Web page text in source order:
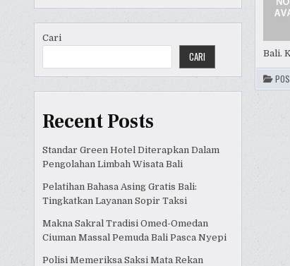
Cari
CARI
Recent Posts
Standar Green Hotel Diterapkan Dalam
Pengolahan Limbah Wisata Bali
Pelatihan Bahasa Asing Gratis Bali:
Tingkatkan Layanan Sopir Taksi
Makna Sakral Tradisi Omed-Omedan
Ciuman Massal Pemuda Bali Pasca Nyepi
Polisi Memeriksa Saksi Mata Rekan
Bali.